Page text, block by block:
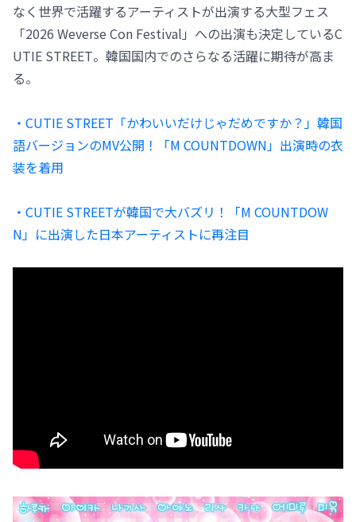
なく世界で活躍するアーティストが出演する大型フェス
「2026 Weverse Con Festival」への出演も決定しているC
UTIE STREET。韓国国内でのさらなる活躍に期待が高ま
る。
・CUTIE STREET「かわいいだけじゃだめですか？」韓国
語バージョンのMV公開！「M COUNTDOWN」出演時の衣
装を着用
・CUTIE STREETが韓国で大バズリ！「M COUNTDOW
N」に出演した日本アーティストに再注目